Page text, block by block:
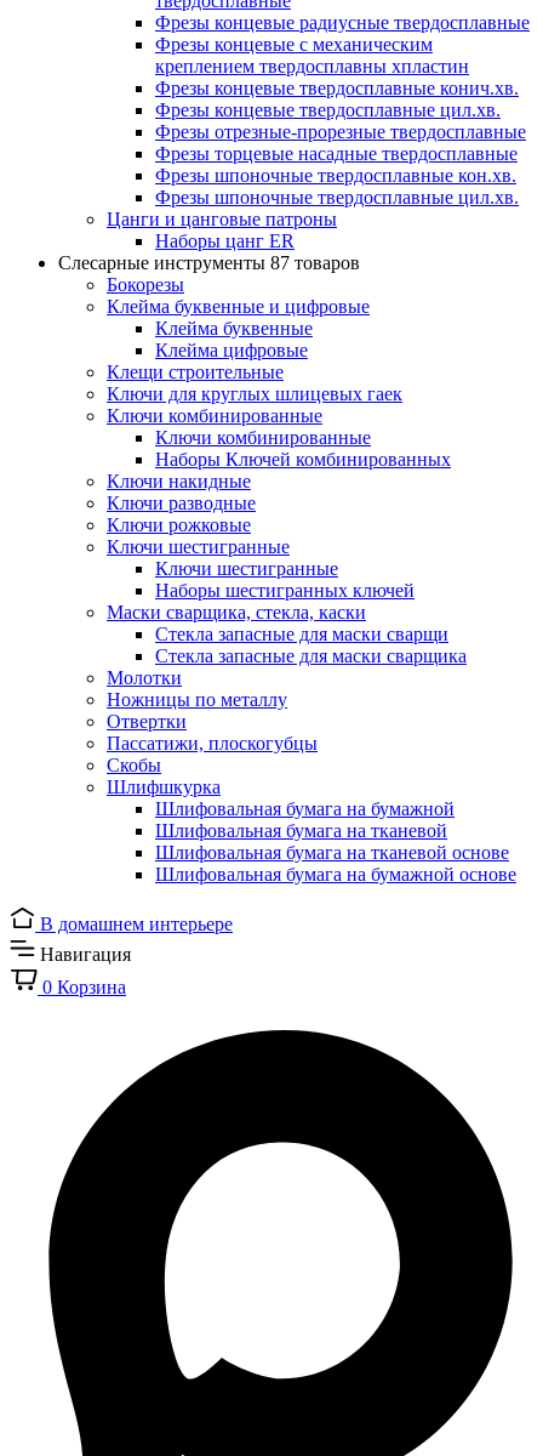
Фрезы концевые радиусные твердосплавные
Фрезы концевые с механическим
креплением твердосплавны хпластин
Фрезы концевые твердосплавные конич.хв.
Фрезы концевые твердосплавные цил.хв.
Фрезы отрезные-прорезные твердосплавные
Фрезы торцевые насадные твердосплавные
Фрезы шпоночные твердосплавные кон.хв.
Фрезы шпоночные твердосплавные цил.хв.
Цанги и цанговые патроны
Наборы цанг ER
Слесарные инструменты 87 товаров
Бокорезы
Клейма буквенные и цифровые
Клейма буквенные
Клейма цифровые
Клещи строительные
Ключи для круглых шлицевых гаек
Ключи комбинированные
Ключи комбинированные
Наборы Ключей комбинированных
Ключи накидные
Ключи разводные
Ключи рожковые
Ключи шестигранные
Ключи шестигранные
Наборы шестигранных ключей
Маски сварщика, стекла, каски
Стекла запасные для маски сварщи
Стекла запасные для маски сварщика
Молотки
Ножницы по металлу
Отвертки
Пассатижи, плоскогубцы
Скобы
Шлифшкурка
Шлифовальная бумага на бумажной
Шлифовальная бумага на тканевой
Шлифовальная бумага на тканевой основе
Шлифовальная бумага на бумажной основе
В домашнем интерьере
Навигация
0 Корзина